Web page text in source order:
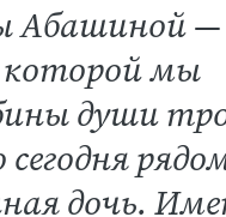
Абашиной
которой мы
души
дочь.